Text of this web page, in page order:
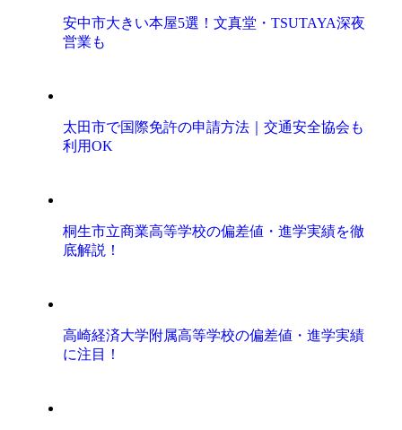
安中市大きい本屋5選！文真堂・TSUTAYA深夜
営業も
太田市で国際免許の申請方法｜交通安全協会も
利用OK
桐生市立商業高等学校の偏差値・進学実績を徹
底解説！
高崎経済大学附属高等学校の偏差値・進学実績
に注目！